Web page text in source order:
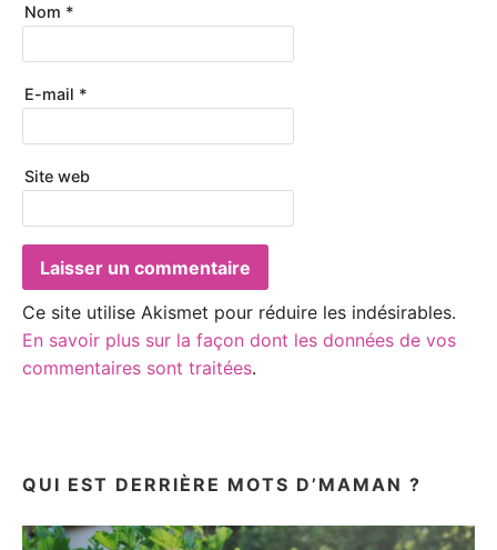
Nom *
E-mail *
Site web
Ce site utilise Akismet pour réduire les indésirables.
En savoir plus sur la façon dont les données de vos
commentaires sont traitées.
QUI EST DERRIÈRE MOTS D’MAMAN ?